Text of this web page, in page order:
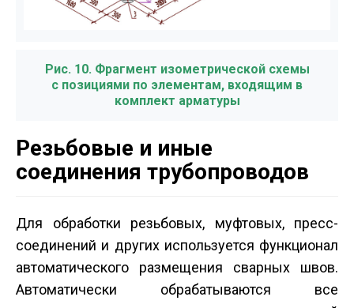
Рис. 10. Фрагмент изометрической схемы
с позициями по элементам, входящим в
комплект арматуры
Резьбовые и иные
соединения трубопроводов
Для обработки резьбовых, муфтовых, пресс­
соединений и других используется функционал
автоматического размещения сварных швов.
Автоматически обрабатываются все